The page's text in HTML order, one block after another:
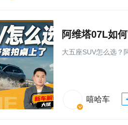
阿维塔07L如
大五座SUV怎么选？
嘻哈车